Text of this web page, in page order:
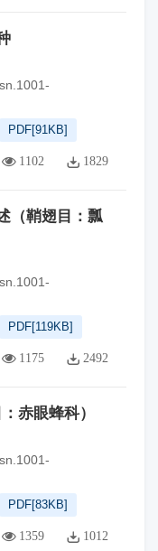
PDF[91KB]
1102 1829
（鞘翅目：瓢
PDF[119KB]
1175 2492
赤眼蜂科）
PDF[83KB]
1359 1012